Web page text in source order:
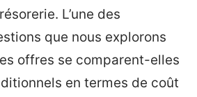
L’une des
que nous explorons
offres se comparent-elles
en termes de coût